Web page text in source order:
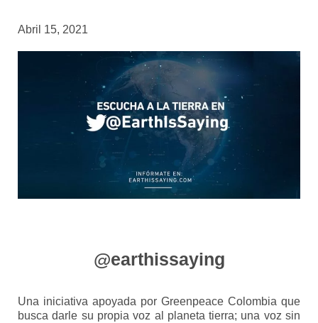
Abril 15, 2021
@earthissaying
Una iniciativa apoyada por Greenpeace Colombia que
busca darle su propia voz al planeta tierra; una voz sin